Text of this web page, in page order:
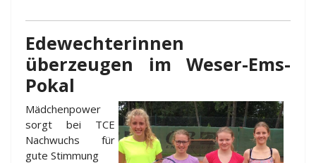
Edewechterinnen
überzeugen im Weser-Ems-
Pokal
Mädchenpower
sorgt bei TCE
Nachwuchs für
gute Stimmung